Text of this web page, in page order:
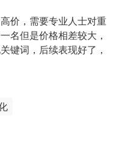
价，需要专业人士对重
名但是价格相差较大，
键词，后续表现好了，